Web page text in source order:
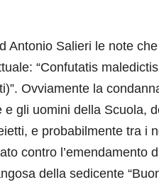
Antonio Salieri le note
“Confutatis
Ovviamente la
gli uomini della Scuola,
e probabilmente tra i
contro l’emendamento
della sedicente